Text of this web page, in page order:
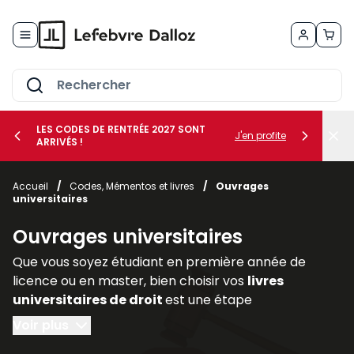
le sous-menu Vos métiers
LES CODES DE RENTRÉE 2027 SONT
ARRIVÉS !
J'en profite
Accueil / Codes, Mémentos et livres /
Ouvrages
universitaires
Ouvrages universitaires
Que vous soyez étudiant en première année de
licence ou en master, bien choisir vos livres
universitaires de droitest une étape
déterminante pour réussir votre parcours. Les
ouvrages juridiques